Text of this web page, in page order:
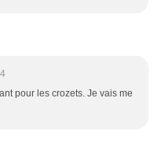
pour les crozets. Je vais me